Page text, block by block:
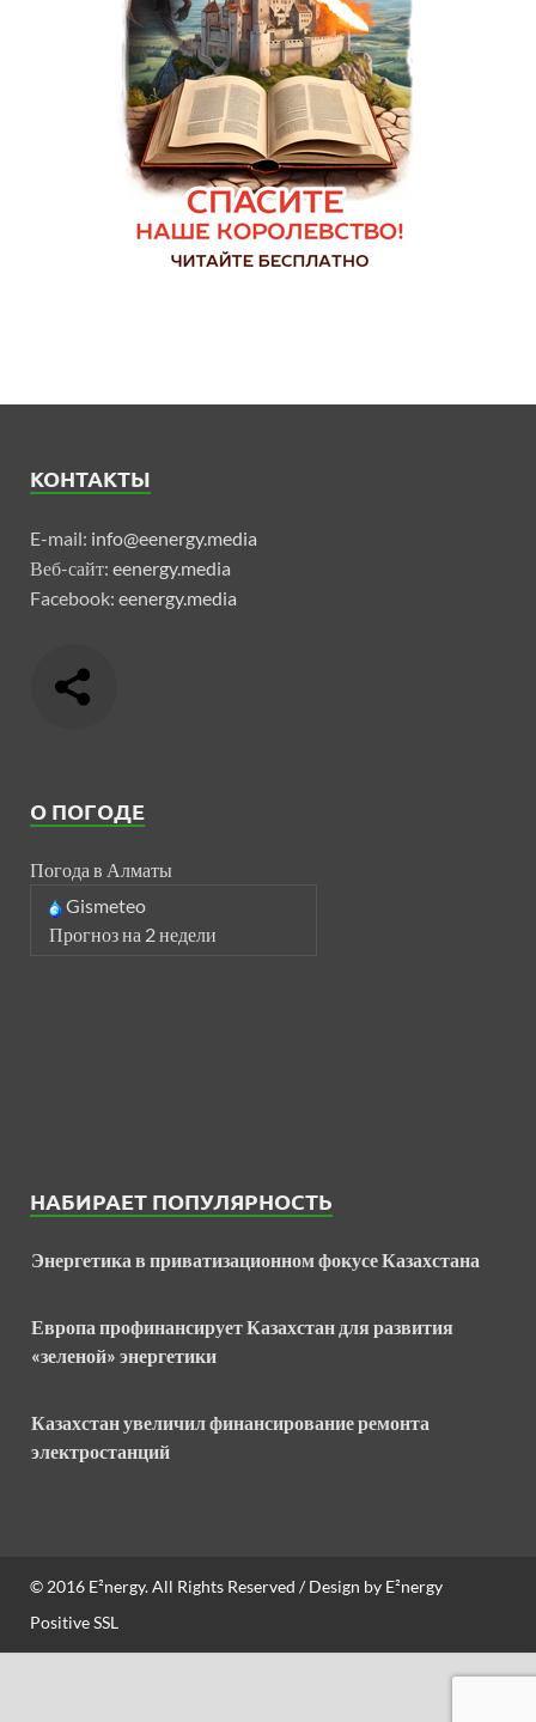
КОНТАКТЫ
E-mail: info@eenergy.media
Веб-сайт: eenergy.media
Facebook: eenergy.media
О ПОГОДЕ
Погода в Алматы
Gismeteo
Прогноз на 2 недели
НАБИРАЕТ ПОПУЛЯРНОСТЬ
Энергетика в приватизационном фокусе Казахстана
Европа профинансирует Казахстан для развития
«зеленой» энергетики
Казахстан увеличил финансирование ремонта
электростанций
© 2016 E²nergy. All Rights Reserved / Design by E²nergy
Positive SSL